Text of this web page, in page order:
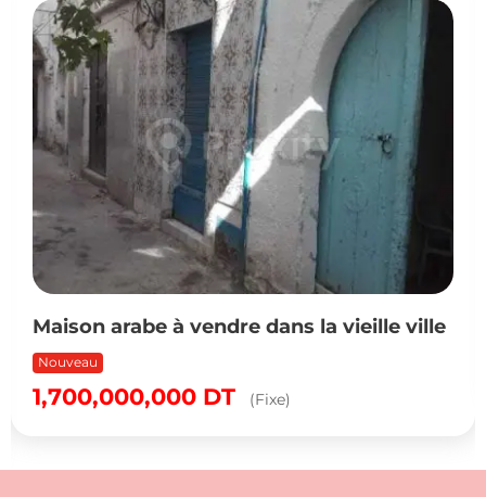
Maison arabe à vendre dans la vieille ville
Nouveau
1,700,000,000 DT (Fixe)